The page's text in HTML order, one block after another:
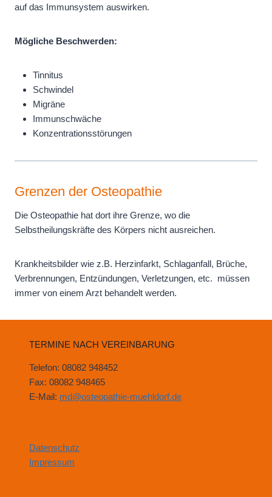
auf das Immunsystem auswirken.
Mögliche Beschwerden:
Tinnitus
Schwindel
Migräne
Immunschwäche
Konzentrationsstörungen
Grenzen der Osteopathie
Die Osteopathie hat dort ihre Grenze, wo die
Selbstheilungskräfte des Körpers nicht ausreichen.
Krankheitsbilder wie z.B. Herzinfarkt, Schlaganfall, Brüche,
Verbrennungen, Entzündungen, Verletzungen, etc. müssen
immer von einem Arzt behandelt werden.
TERMINE NACH VEREINBARUNG
Telefon: 08082 948452
Fax: 08082 948465
E-Mail: md@osteopathie-muehldorf.de
Datenschutz
Impressum